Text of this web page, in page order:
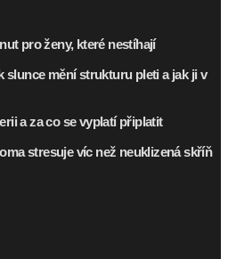
pro ženy, které nestíhají
slunce mění strukturu pleti a jak ji v
a za co se vyplatí připlatit
stresuje víc než neuklizená skříň